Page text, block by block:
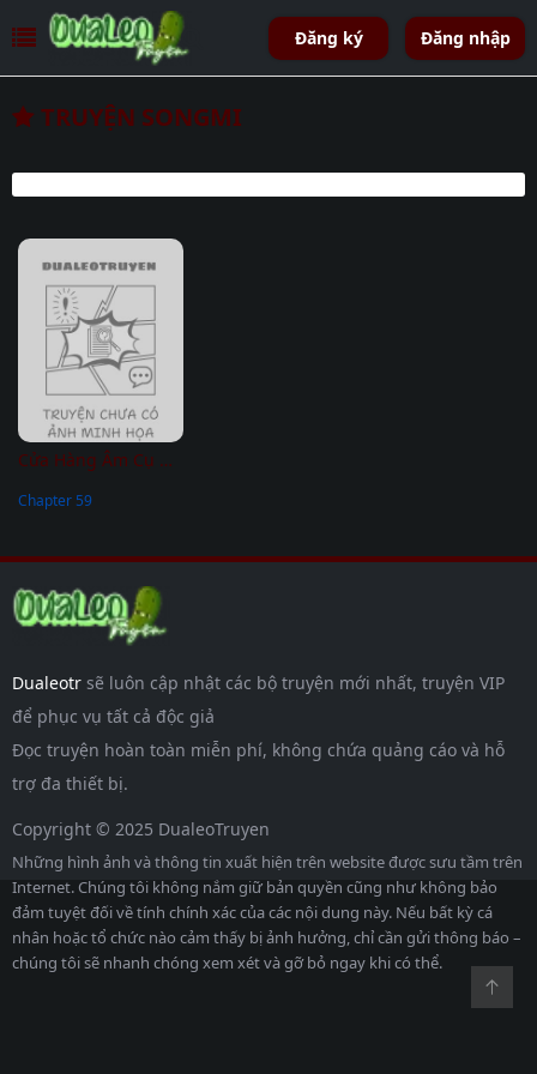
Đăng ký Đăng nhập
TRUYỆN SONGMI
Cửa Hàng Âm Cụ Chosun
Chapter 59
Dualeotr sẽ luôn cập nhật các bộ truyện mới nhất, truyện VIP
để phục vụ tất cả độc giả
Đọc truyện hoàn toàn miễn phí, không chứa quảng cáo và hỗ
trợ đa thiết bị.
Copyright © 2025 DualeoTruyen
Những hình ảnh và thông tin xuất hiện trên website được sưu tầm trên
Internet. Chúng tôi không nắm giữ bản quyền cũng như không bảo
đảm tuyệt đối về tính chính xác của các nội dung này. Nếu bất kỳ cá
nhân hoặc tổ chức nào cảm thấy bị ảnh hưởng, chỉ cần gửi thông báo –
chúng tôi sẽ nhanh chóng xem xét và gỡ bỏ ngay khi có thể.